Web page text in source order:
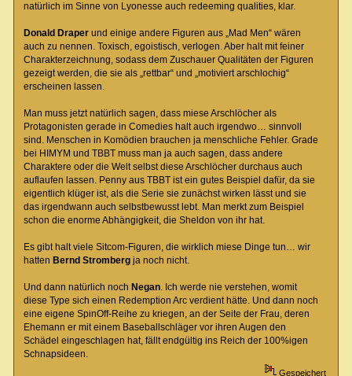
natürlich im Sinne von Lyonesse auch redeeming qualities, klar.
Donald Draperund einige andere Figuren aus „Mad Men“ wären
auch zu nennen. Toxisch, egoistisch, verlogen. Aber halt mit feiner
Charakterzeichnung, sodass dem Zuschauer Qualitäten der Figuren
gezeigt werden, die sie als „rettbar“ und „motiviert arschlochig“
erscheinen lassen.
Man muss jetzt natürlich sagen, dass miese Arschlöcher als
Protagonisten gerade in Comedies halt auch irgendwo… sinnvoll
sind. Menschen in Komödien brauchen ja menschliche Fehler. Grade
bei HIMYM und TBBT muss man ja auch sagen, dass andere
Charaktere oder die Welt selbst diese Arschlöcher durchaus auch
auflaufen lassen. Penny aus TBBT ist ein gutes Beispiel dafür, da sie
eigentlich klüger ist, als die Serie sie zunächst wirken lässt und sie
das irgendwann auch selbstbewusst lebt. Man merkt zum Beispiel
schon die enorme Abhängigkeit, die Sheldon von ihr hat.
Es gibt halt viele Sitcom-Figuren, die wirklich miese Dinge tun… wir
hatten Bernd Strombergja noch nicht.
Und dann natürlich noch Negan. Ich werde nie verstehen, womit
diese Type sich einen Redemption Arc verdient hätte. Und dann noch
eine eigene SpinOff-Reihe zu kriegen, an der Seite der Frau, deren
Ehemann er mit einem Baseballschläger vor ihren Augen den
Schädel eingeschlagen hat, fällt endgültig ins Reich der 100%igen
Schnapsideen.
Gespeichert